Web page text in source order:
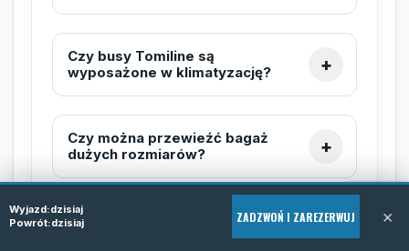
Czy busy Tomiline są
wyposażone w klimatyzację?
Czy można przewieźć bagaż
dużych rozmiarów?
Jakie są godziny kursów z
Wyjazd:dzisiaj
Powrót:dzisiaj ZADZWOŃ I ZAREZERWUJ ×